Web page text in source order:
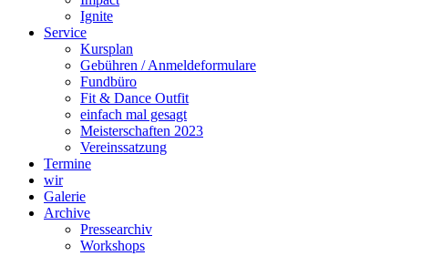
Ignite
Service
Kursplan
Gebühren / Anmeldeformulare
Fundbüro
Fit & Dance Outfit
einfach mal gesagt
Meisterschaften 2023
Vereinssatzung
Termine
wir
Galerie
Archive
Pressearchiv
Workshops